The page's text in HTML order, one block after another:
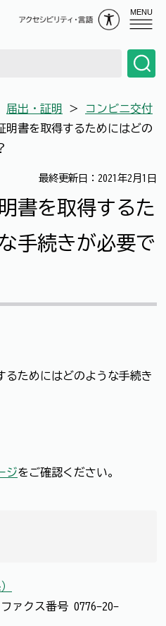
MENU
届出・証明 ＞
コンビニ交付
明書を取得するためにはどの
最終更新日：2021年2月1日
書を取得するた
手続きが必要で
るためにはどのような手続き
ジをご確認ください。
ファクス番号 0776-20-